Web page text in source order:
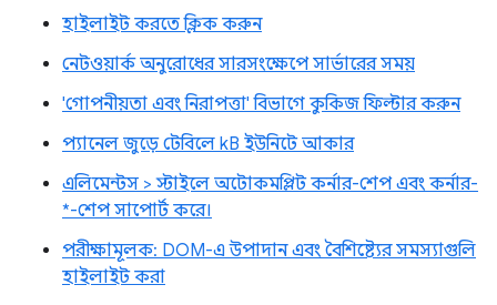
হাইলাইট করতে ক্লিক করুন
নেটওয়ার্ক অনুরোধের সারসংক্ষেপে সার্ভারের সময়
'গোপনীয়তা এবং নিরাপত্তা' বিভাগে কুকিজ ফিল্টার করুন
প্যানেল জুড়ে টেবিলে kB ইউনিটে আকার
এলিমেন্টস > স্টাইলে অটোকমপ্লিট কর্নার-শেপ এবং কর্নার-
*-শেপ সাপোর্ট করে।
পরীক্ষামূলক: DOM-এ উপাদান এবং বৈশিষ্ট্যের সমস্যাগুলি
হাইলাইট করা